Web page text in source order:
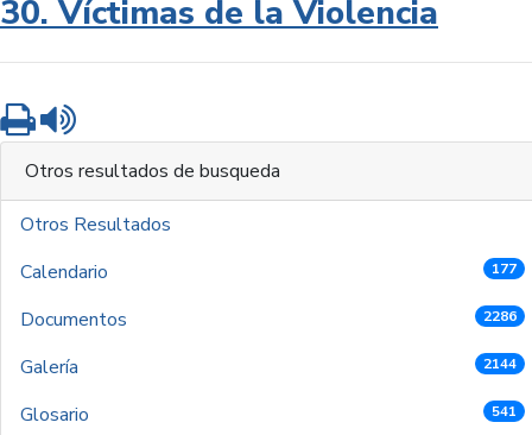
30. Víctimas de la Violencia
Imprimir
Otros resultados de busqueda
Otros Resultados
Calendario
177
Documentos 2286
Galería 2144
Glosario 541